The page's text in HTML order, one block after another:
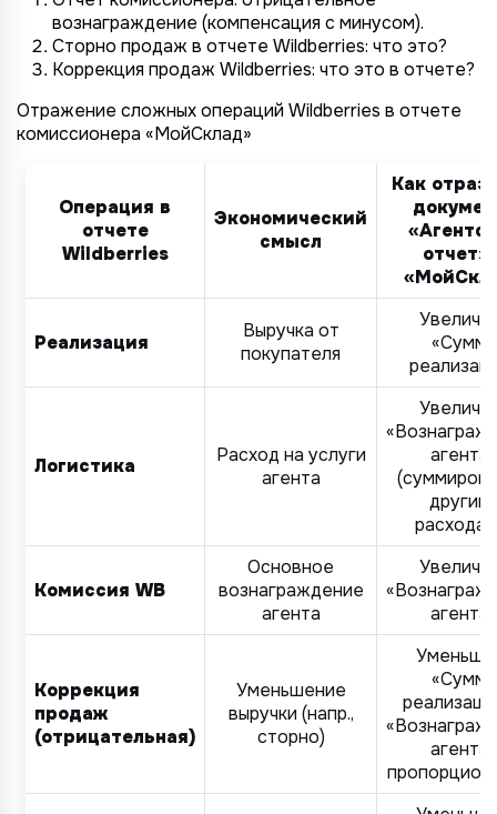
вознаграждение (компенсация с минусом).
Сторно продаж в отчете Wildberries: что это?
Коррекция продаж Wildberries: что это в отчете?
Отражение сложных операций Wildberries в отчете
комиссионера «МойСклад»
Операция в
отчете
Wildberries
Экономический
смысл
Как
отчет»
Реализация
Выручка от
покупателя
«Сумму
Логистика
Расход на услуги
агента
агента»
Комиссия WB
Основное
вознаграждение
агента
агента»
Коррекция
продаж
(отрицательная)
Уменьшение
выручки (напр.,
сторно)
«Сумму
агента»
TotalCRM
TotalCRM
1/4
TotalCRM
2/4
TotalCRM
3/4
TotalCRM
4/4
TotalCRM
TotalCRM